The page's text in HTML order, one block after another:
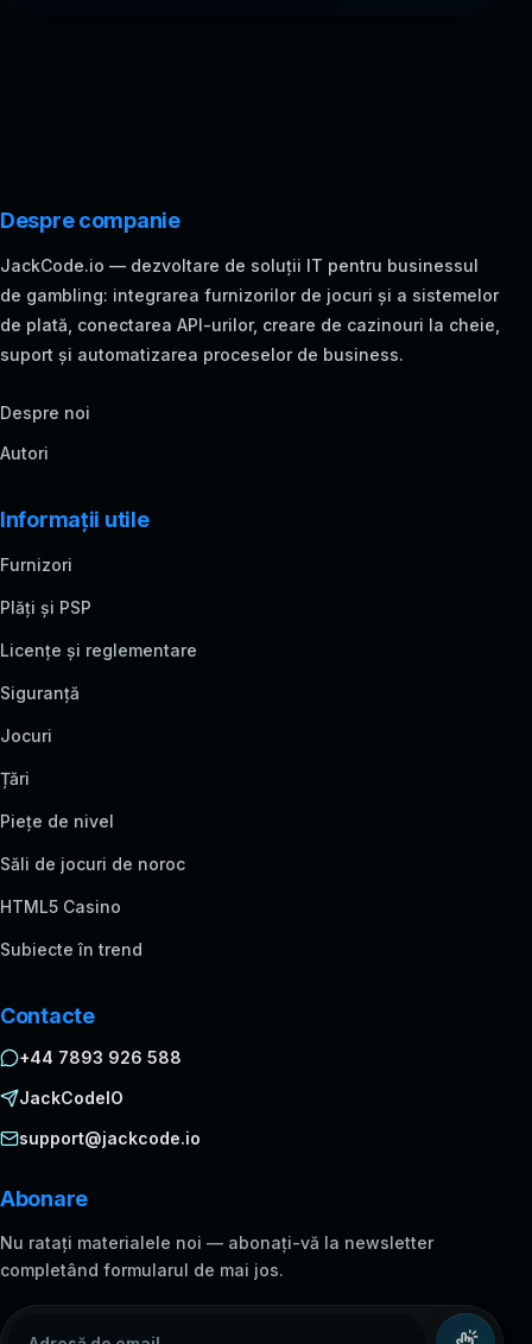
Despre companie
JackCode.io — dezvoltare de soluții IT pentru businessul
de gambling: integrarea furnizorilor de jocuri și a sistemelor
de plată, conectarea API-urilor, creare de cazinouri la cheie,
suport și automatizarea proceselor de business.
Despre noi
Autori
Informații utile
Furnizori
Plăți și PSP
Licențe și reglementare
Siguranță
Jocuri
Țări
Piețe de nivel
Săli de jocuri de noroc
HTML5 Casino
Subiecte în trend
Contacte
+44 7893 926 588
JackCodeIO
support@jackcode.io
Abonare
Nu ratați materialele noi — abonați-vă la newsletter
completând formularul de mai jos.